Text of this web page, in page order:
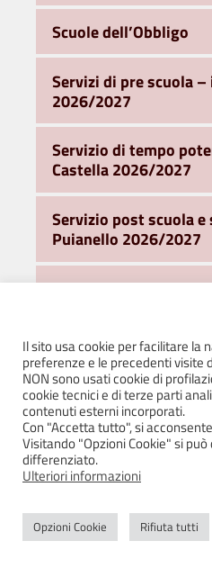
Scuole dell’Obbligo
Servizi di pre scuola
2026/2027
Servizio di tempo
Castella 2026/2027
Servizio post scuola
Puianello 2026/2027
Trasporti
Ufficio Sport
Ufficio Turismo e
Area Sociale
Ufficio Stampa e
WiFi Free e Servizi on line
Il sito usa cookie per facilitare la
preferenze e le precedenti visite
NON sono usati cookie di
cookie tecnici e di terze parti
contenuti esterni incorporati.
Con "Accetta tutto", si
Visitando "Opzioni Cookie" si
differenziato.
Ulteriori informazioni
Opzioni Cookie Rifiuta tutti